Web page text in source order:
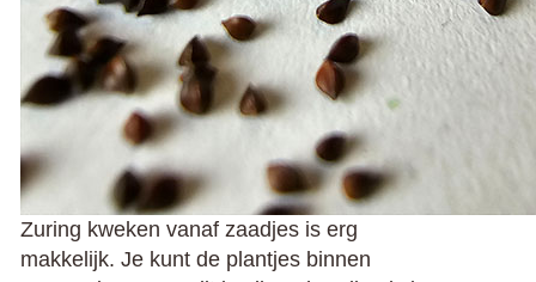
Zuring kweken vanaf zaadjes is erg
makkelijk. Je kunt de plantjes binnen